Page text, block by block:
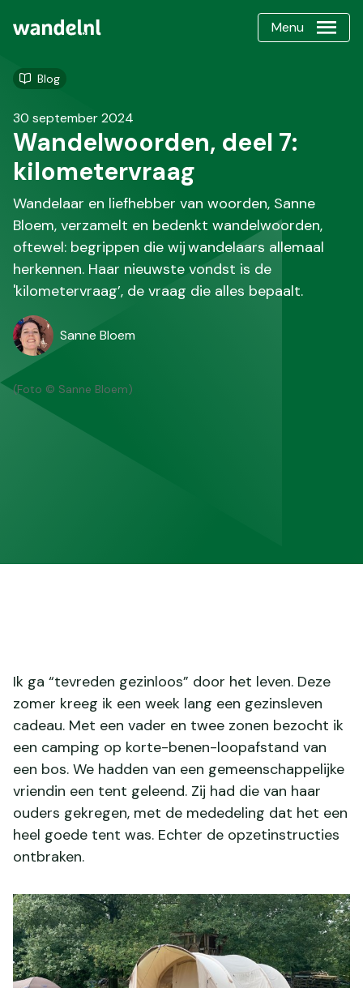
Menu
Blog
30 september 2024
Wandelwoorden, deel 7:
kilometervraag
Wandelaar en liefhebber van woorden, Sanne
Bloem, verzamelt en bedenkt wandelwoorden,
oftewel: begrippen die wij wandelaars allemaal
herkennen. Haar nieuwste vondst is de
'kilometervraag’, de vraag die alles bepaalt.
Sanne Bloem
(Foto © Sanne Bloem)
Ik ga “tevreden gezinloos” door het leven. Deze
zomer kreeg ik een week lang een gezinsleven
cadeau. Met een vader en twee zonen bezocht ik
een camping op korte-benen-loopafstand van
een bos. We hadden van een gemeenschappelijke
vriendin een tent geleend. Zij had die van haar
ouders gekregen, met de mededeling dat het een
heel goede tent was. Echter de opzetinstructies
ontbraken.